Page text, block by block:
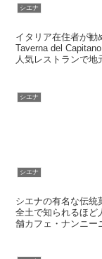
シエナ
イタリア在住者が勧
Taverna del
人気レストランで
シエナ
シエナ
シエナの有名な伝統
全土で知られるほど
舗カフェ・ナンニー